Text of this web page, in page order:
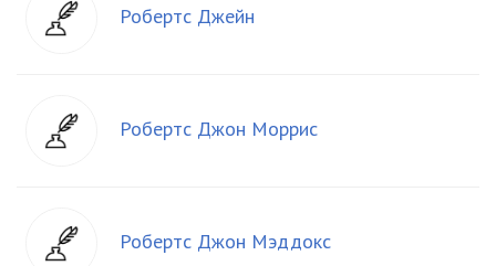
Робертс Джейн
Робертс Джон Моррис
Робертс Джон Мэддокс